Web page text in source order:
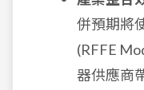
併預期將
(RFFE
器供應商